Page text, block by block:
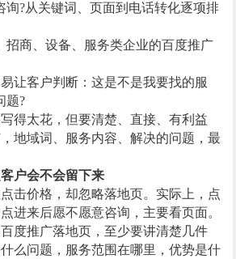
?从关键词、页面到电话转化逐项排
商、设备、服务类企业的百度推广
客户判断：这是不是我要找的服
题?
太花，但要清楚、直接、有利益
地域词、服务内容、解决的问题，最
户会不会留下来
价格，却忽略落地页。实际上，点
进来后愿不愿意咨询，主要看页面。
推广落地页，至少要讲清楚几件
么问题，服务范围在哪里，优势是什